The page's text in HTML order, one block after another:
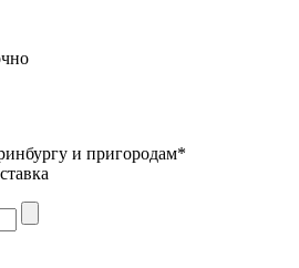
и пригородам*